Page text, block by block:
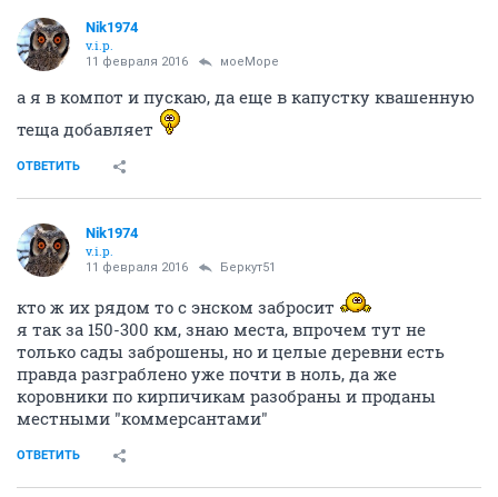
Nik1974
v.i.p.
11 февраля 2016 моеМоре
а я в компот и пускаю, да еще в капустку квашенную
теща добавляет
ОТВЕТИТЬ
Nik1974
v.i.p.
11 февраля 2016 Беркут51
кто ж их рядом то с энском забросит
я так за 150-300 км, знаю места, впрочем тут не
только сады заброшены, но и целые деревни есть
правда разграблено уже почти в ноль, да же
коровники по кирпичикам разобраны и проданы
местными "коммерсантами"
ОТВЕТИТЬ